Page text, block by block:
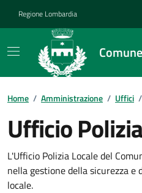
Regione Lombardia
Dettagli
Home / Amministrazione / Uffici /
Ufficio
L'Ufficio Polizia Locale del
nella gestione della sicurezza
locale.